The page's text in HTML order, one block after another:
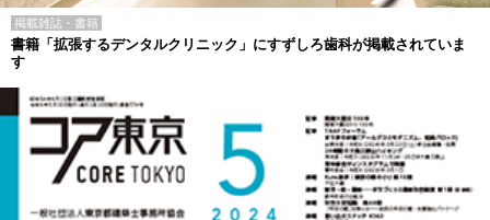
掲載雑誌・書籍
書籍「拡張するデンタルクリニック」にすずしろ歯科が掲載されていま
す